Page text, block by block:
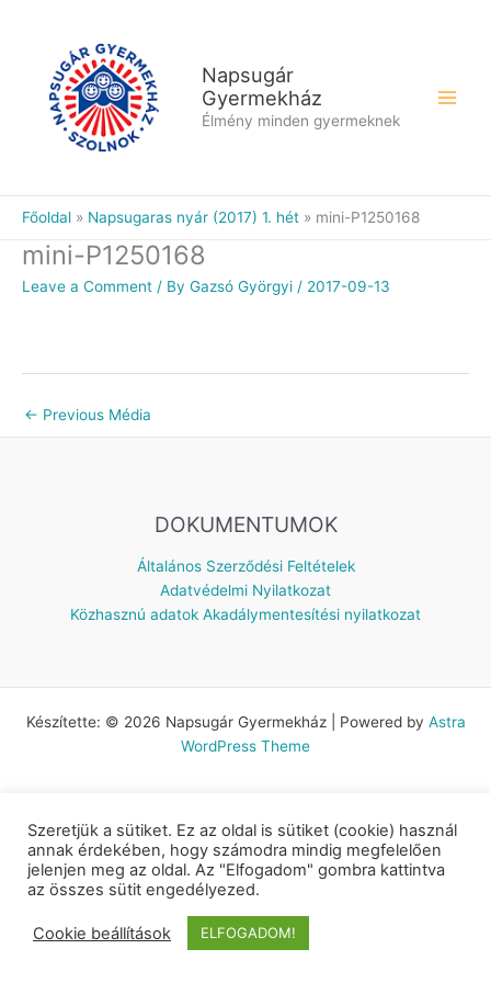
Napsugár
Gyermekház
Élmény minden gyermeknek
Főoldal Napsugaras nyár (2017) 1. hét mini-P1250168
mini-P1250168
Leave a Comment / By Gazsó Györgyi / 2017-09-13
← Previous Média
DOKUMENTUMOK
Általános Szerződési Feltételek
Adatvédelmi Nyilatkozat
Közhasznú adatok Akadálymentesítési nyilatkozat
Készítette: © 2026 Napsugár Gyermekház | Powered by Astra
WordPress Theme
Szeretjük a sütiket. Ez az oldal is sütiket (cookie) használ
annak érdekében, hogy számodra mindig megfelelően
jelenjen meg az oldal. Az "Elfogadom" gombra kattintva
az összes sütit engedélyezed.
Cookie beállítások ELFOGADOM!